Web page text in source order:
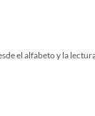
el alfabeto y la